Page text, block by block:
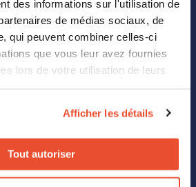
des informations sur l'utilisation de
de médias sociaux, de
qui peuvent combiner celles-ci
que vous leur avez fournies
lors de votre utilisation de leurs
Afficher les détails
Tout autoriser